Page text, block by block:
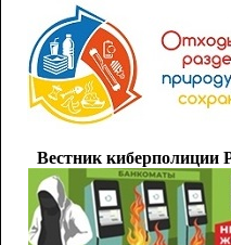
Вестник киберполиции